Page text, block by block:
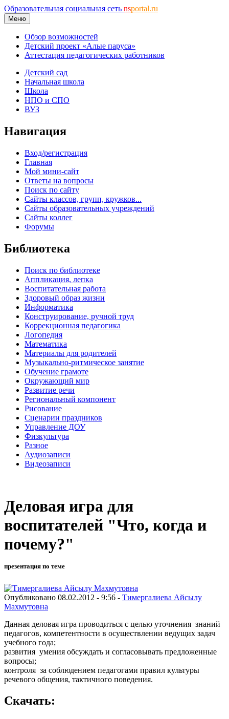
Образовательная социальная сеть nsportal.ru
Меню
Обзор возможностей
Детский проект «Алые паруса»
Аттестация педагогических работников
Детский сад
Начальная школа
Школа
НПО и СПО
ВУЗ
Навигация
Вход/регистрация
Главная
Мой мини-сайт
Ответы на вопросы
Поиск по сайту
Сайты классов, групп, кружков...
Сайты образовательных учреждений
Сайты коллег
Форумы
Библиотека
Поиск по библиотеке
Аппликация, лепка
Воспитательная работа
Здоровый образ жизни
Информатика
Конструирование, ручной труд
Коррекционная педагогика
Логопедия
Математика
Материалы для родителей
Музыкально-ритмическое занятие
Обучение грамоте
Окружающий мир
Развитие речи
Региональный компонент
Рисование
Сценарии праздников
Управление ДОУ
Физкультура
Разное
Аудиозаписи
Видеозаписи
Деловая игра для
воспитателей "Что, когда и
почему?"
презентация по теме
Опубликовано 08.02.2012 - 9:56 - Тимергалиева Айсылу
Махмутовна
Данная деловая игра проводиться с целью уточнения знаний
педагогов, компетентности в осуществлении ведущих задач
учебного года;
развития умения обсуждать и согласовывать предложенные
вопросы;
контроля за соблюдением педагогами правил культуры
речевого общения, тактичного поведения.
Скачать: